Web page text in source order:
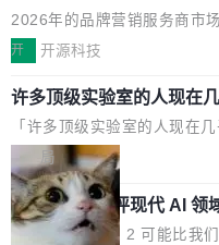
东西：一个带网页上下文的聊
页面的文本，然后把文本丢给
段回答。仅此而已。 这当然
意思。比如我在一个后台管理
个表单字段，每个字段还有联
想...
造，整机长度仅16厘米，提
与80PLUS钛金能效；支持
规范，结合服务器级元件、完
实时LCD监控屏，可充分满足
的严苛使用需求。 澎湃功率
600PG5 AI TOP具备强悍输
机身尺寸大幅精简。整机长度
功率段机身尺寸十分紧凑的
巧机身有效提升市面主流标
从流量思维到品牌资产思
2026年的品牌营销服务商市
的价值重构。全球全案品牌代
复合增长率达5.44%,预计
元。数字广告与公共关系相
25年的8463亿美元扩张至
元。数字的背后是一个清晰
业化营销服务的需求从未如此
的同时,服务商的竞争逻辑正
开 开源科技
许多顶级实验室的人现在
了
「许多顶级实验室的人现在
且他们认为 ICLR/ICML/
度宣传和欺诈。」 OpenAI
n 这条推文引发了广泛讨论。
话，他是说出了一个圈内人尽
局
xAI 前工程师评现代 AI 领
3 开源项目
Flash Attention 2 可能比我